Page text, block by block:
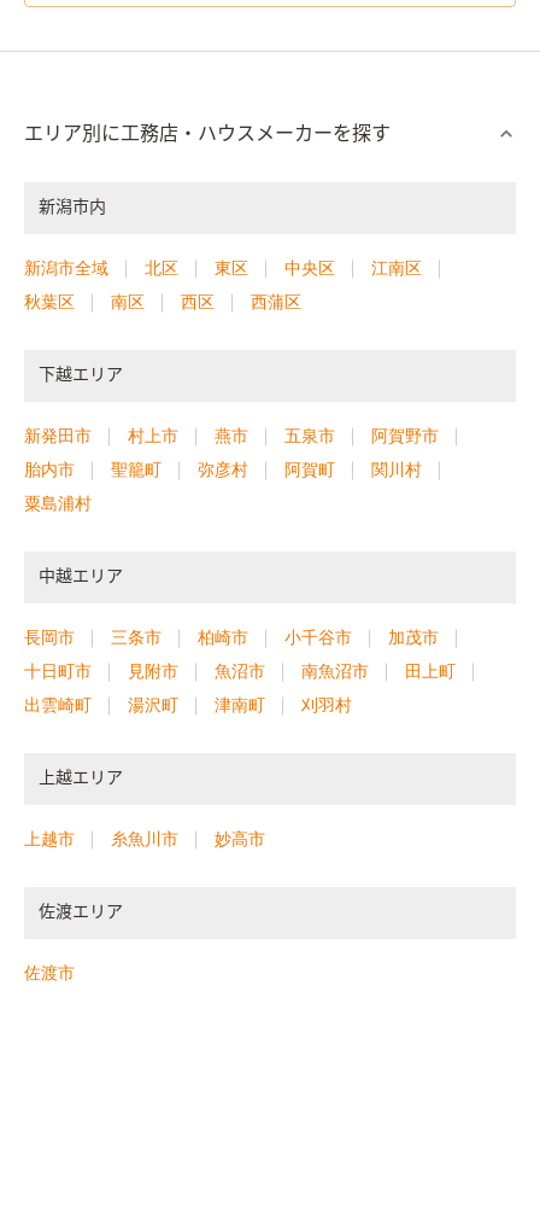
エリア別に工務店・ハウスメーカーを探す
新潟市内
新潟市全域 北区 東区 中央区
江南区
秋葉区
南区 西区 西蒲区
下越エリア
新発田市 村上市 燕市 五泉市
阿賀野市
胎内市
聖籠町 弥彦村 阿賀町
関川村
粟島浦村
中越エリア
長岡市 三条市 柏崎市 小千谷市
加茂市
十日町市
見附市 魚沼市 南魚沼市
田上町
出雲崎町
湯沢町 津南町 刈羽村
上越エリア
上越市 糸魚川市 妙高市
佐渡エリア
佐渡市